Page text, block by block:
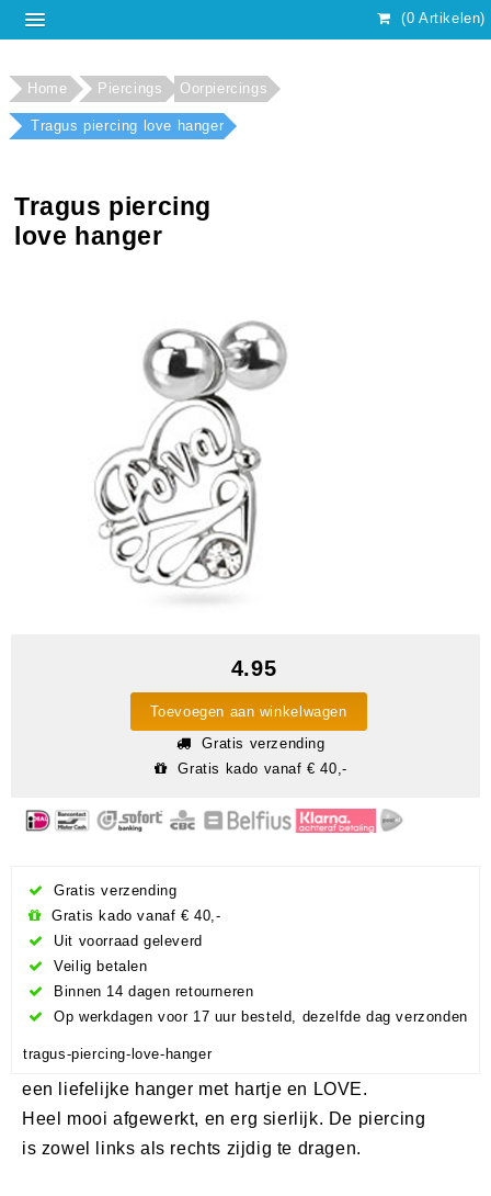
(0 Artikelen)
Home Piercings Oorpiercings
Tragus piercing love hanger
Tragus piercing
love hanger
4.95
Toevoegen aan winkelwagen
Gratis verzending
Gratis kado vanaf € 40,-
Gratis verzending
Gratis kado vanaf € 40,-
Uit voorraad geleverd
Veilig betalen
Binnen 14 dagen retourneren
Op werkdagen voor 17 uur besteld, dezelfde dag verzonden
tragus-piercing-love-hanger
een liefelijke hanger met hartje en LOVE.
Heel mooi afgewerkt, en erg sierlijk. De piercing
is zowel links als rechts zijdig te dragen.